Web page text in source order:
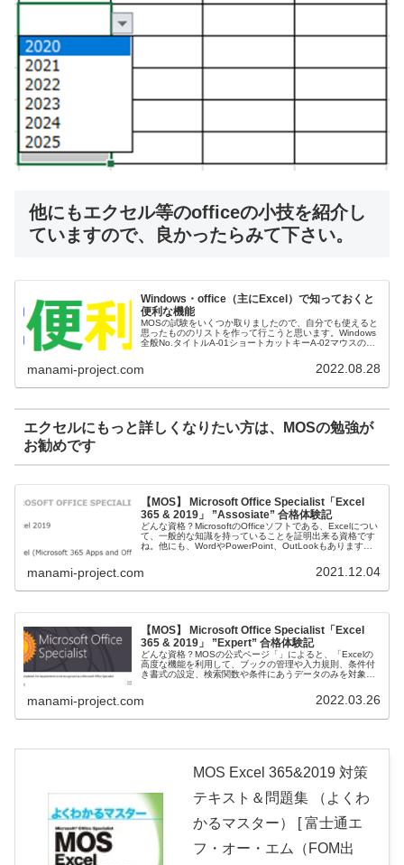
他にもエクセル等のofficeの小技を紹介し
ていますので、良かったらみて下さい。
Windows・office（主にExcel）で知っておくと
便利な機能
MOSの試験をいくつか取りましたので、自分でも使えると
思ったもののリストを作って行こうと思います。Windows
全般No.タイトルA-01ショートカットキーA-02マウスのホ
manami-project.com 2022.08.28
エクセルにもっと詳しくなりたい方は、MOSの勉強が
お勧めです
【MOS】 Microsoft Office Specialist「Excel
365 & 2019」 ”Assosiate” 合格体験記
どんな資格？MicrosoftのOfficeソフトである、Excelについ
て、一般的な知識を持っていることを証明出来る資格です
ね。他にも、WordやPowerPoint、OutLookもあります。
manami-project.com 2021.12.04
【MOS】 Microsoft Office Specialist「Excel
365 & 2019」 ”Expert” 合格体験記
どんな資格？MOSの公式ページ「」によると、「Excelの
高度な機能を利用して、ブックの管理や入力規則、条件付
き書式の設定、検索関数や条件にあうデータのみを対象に
manami-project.com 2022.03.26
MOS Excel 365&2019 対策
テキスト＆問題集 （よくわ
かるマスター） [ 富士通エ
フ・オー・エム（FOM出